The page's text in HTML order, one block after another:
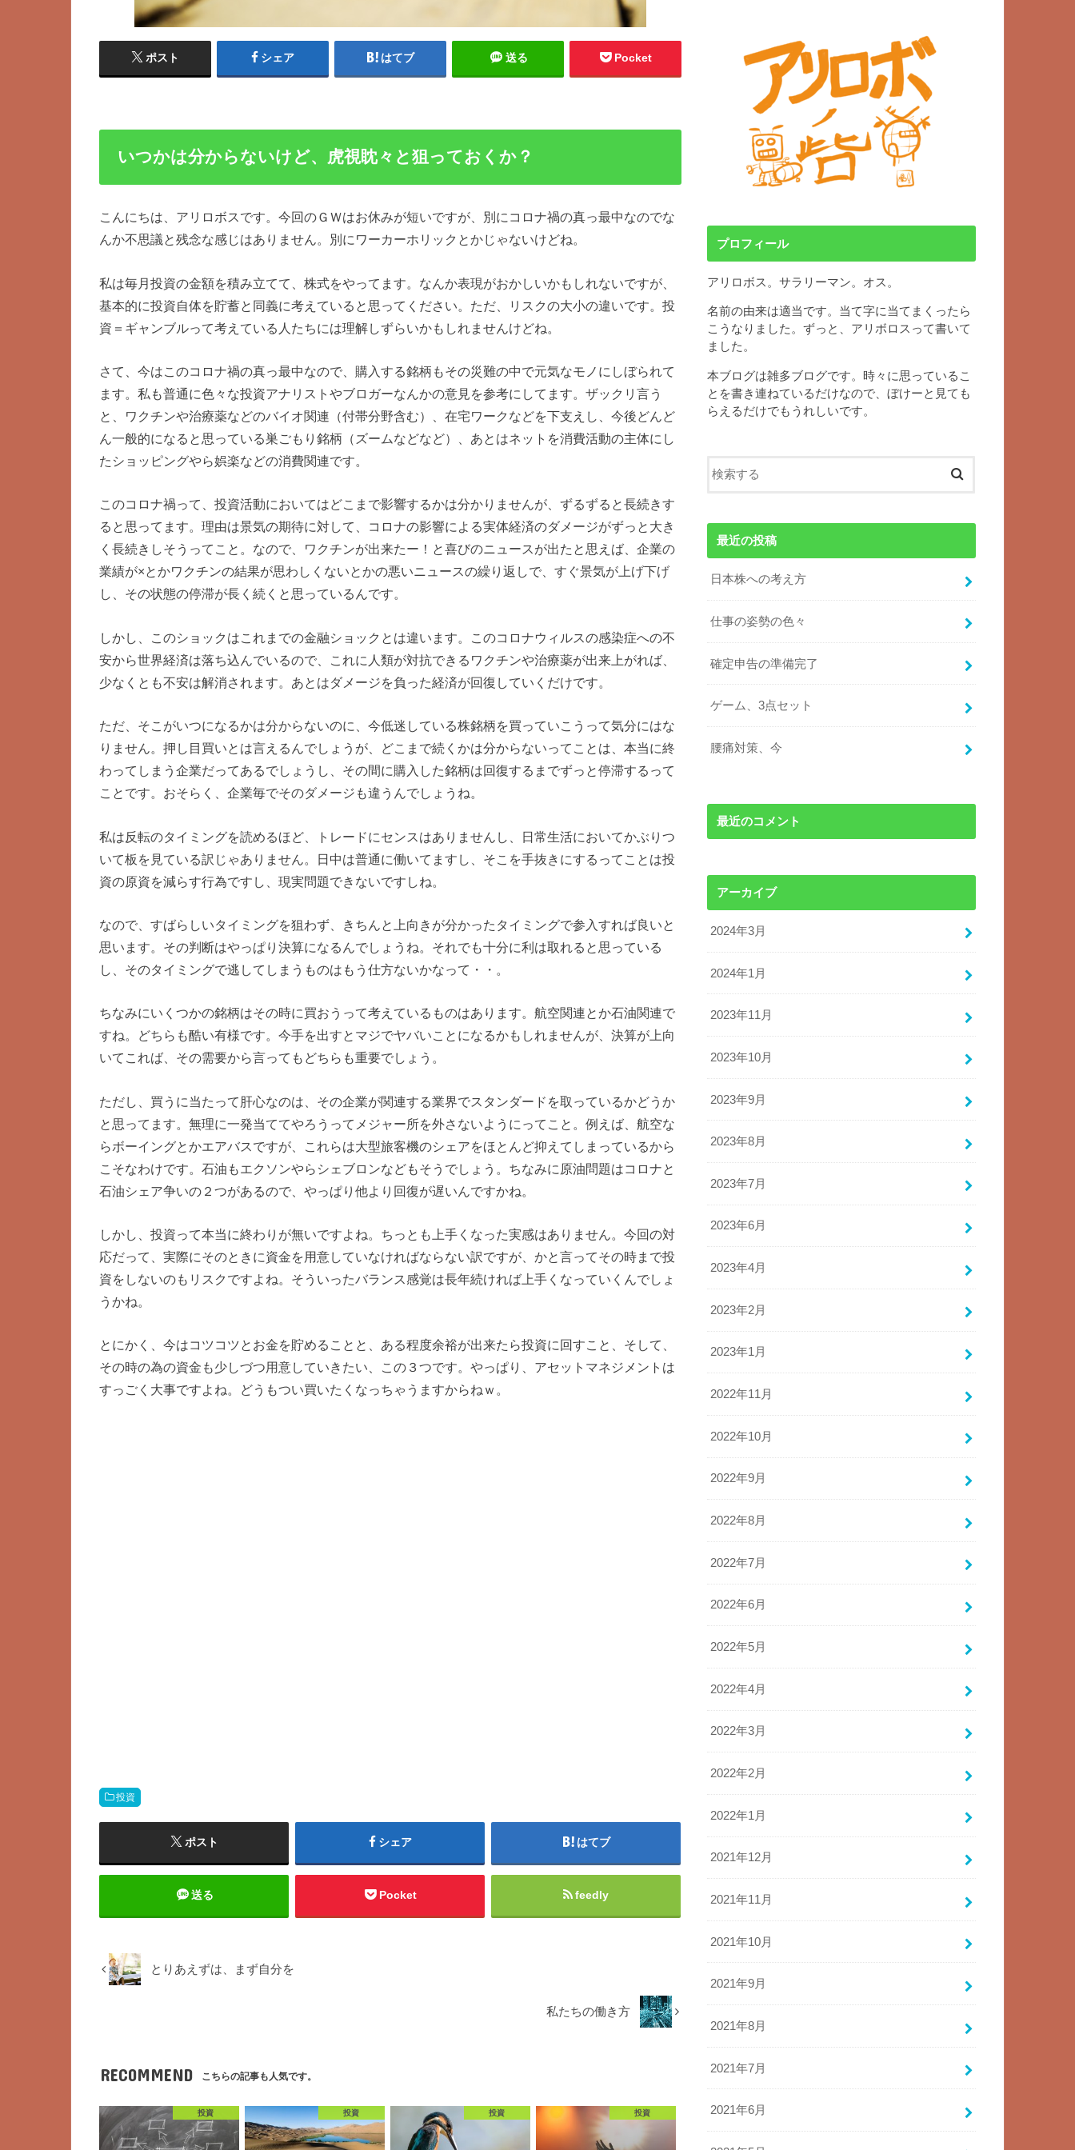
ポスト シェア はてブ 送る Pocket
いつかは分からないけど、虎視眈々と狙っておくか？
こんにちは、アリロボスです。今回のＧＷはお休みが短いですが、別にコロナ禍の真っ最中なのでな
んか不思議と残念な感じはありません。別にワーカーホリックとかじゃないけどね。
私は毎月投資の金額を積み立てて、株式をやってます。なんか表現がおかしいかもしれないですが、
基本的に投資自体を貯蓄と同義に考えていると思ってください。ただ、リスクの大小の違いです。投
資＝ギャンブルって考えている人たちには理解しずらいかもしれませんけどね。
さて、今はこのコロナ禍の真っ最中なので、購入する銘柄もその災難の中で元気なモノにしぼられて
ます。私も普通に色々な投資アナリストやブロガーなんかの意見を参考にしてます。ザックリ言う
と、ワクチンや治療薬などのバイオ関連（付帯分野含む）、在宅ワークなどを下支えし、今後どんど
ん一般的になると思っている巣ごもり銘柄（ズームなどなど）、あとはネットを消費活動の主体にし
たショッピングやら娯楽などの消費関連です。
このコロナ禍って、投資活動においてはどこまで影響するかは分かりませんが、ずるずると長続きす
ると思ってます。理由は景気の期待に対して、コロナの影響による実体経済のダメージがずっと大き
く長続きしそうってこと。なので、ワクチンが出来たー！と喜びのニュースが出たと思えば、企業の
業績が×とかワクチンの結果が思わしくないとかの悪いニュースの繰り返しで、すぐ景気が上げ下げ
し、その状態の停滞が長く続くと思っているんです。
しかし、このショックはこれまでの金融ショックとは違います。このコロナウィルスの感染症への不
安から世界経済は落ち込んでいるので、これに人類が対抗できるワクチンや治療薬が出来上がれば、
少なくとも不安は解消されます。あとはダメージを負った経済が回復していくだけです。
ただ、そこがいつになるかは分からないのに、今低迷している株銘柄を買っていこうって気分にはな
りません。押し目買いとは言えるんでしょうが、どこまで続くかは分からないってことは、本当に終
わってしまう企業だってあるでしょうし、その間に購入した銘柄は回復するまでずっと停滞するって
ことです。おそらく、企業毎でそのダメージも違うんでしょうね。
私は反転のタイミングを読めるほど、トレードにセンスはありませんし、日常生活においてかぶりつ
いて板を見ている訳じゃありません。日中は普通に働いてますし、そこを手抜きにするってことは投
資の原資を減らす行為ですし、現実問題できないですしね。
なので、すばらしいタイミングを狙わず、きちんと上向きが分かったタイミングで参入すれば良いと
思います。その判断はやっぱり決算になるんでしょうね。それでも十分に利は取れると思っている
し、そのタイミングで逃してしまうものはもう仕方ないかなって・・。
ちなみにいくつかの銘柄はその時に買おうって考えているものはあります。航空関連とか石油関連で
すね。どちらも酷い有様です。今手を出すとマジでヤバいことになるかもしれませんが、決算が上向
いてこれば、その需要から言ってもどちらも重要でしょう。
ただし、買うに当たって肝心なのは、その企業が関連する業界でスタンダードを取っているかどうか
と思ってます。無理に一発当ててやろうってメジャー所を外さないようにってこと。例えば、航空な
らボーイングとかエアバスですが、これらは大型旅客機のシェアをほとんど抑えてしまっているから
こそなわけです。石油もエクソンやらシェブロンなどもそうでしょう。ちなみに原油問題はコロナと
石油シェア争いの２つがあるので、やっぱり他より回復が遅いんですかね。
しかし、投資って本当に終わりが無いですよね。ちっとも上手くなった実感はありません。今回の対
応だって、実際にそのときに資金を用意していなければならない訳ですが、かと言ってその時まで投
資をしないのもリスクですよね。そういったバランス感覚は長年続ければ上手くなっていくんでしょ
うかね。
とにかく、今はコツコツとお金を貯めることと、ある程度余裕が出来たら投資に回すこと、そして、
その時の為の資金も少しづつ用意していきたい、この３つです。やっぱり、アセットマネジメントは
すっごく大事ですよね。どうもつい買いたくなっちゃうますからねｗ。
投資
ポスト シェア はてブ
送る Pocket feedly
とりあえずは、まず自分を
私たちの働き方
RECOMMEND こちらの記事も人気です。
投資 投資 投資 投資
プロフィール
アリロボス。サラリーマン。オス。
名前の由来は適当です。当て字に当てまくったら
こうなりました。ずっと、アリボロスって書いて
ました。
本ブログは雑多ブログです。時々に思っているこ
とを書き連ねているだけなので、ぼけーと見ても
らえるだけでもうれしいです。
最近の投稿
日本株への考え方
仕事の姿勢の色々
確定申告の準備完了
ゲーム、3点セット
腰痛対策、今
最近のコメント
アーカイブ
2024年3月
2024年1月
2023年11月
2023年10月
2023年9月
2023年8月
2023年7月
2023年6月
2023年4月
2023年2月
2023年1月
2022年11月
2022年10月
2022年9月
2022年8月
2022年7月
2022年6月
2022年5月
2022年4月
2022年3月
2022年2月
2022年1月
2021年12月
2021年11月
2021年10月
2021年9月
2021年8月
2021年7月
2021年6月